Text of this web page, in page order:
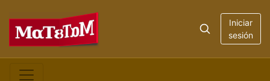
Iniciar
sesión